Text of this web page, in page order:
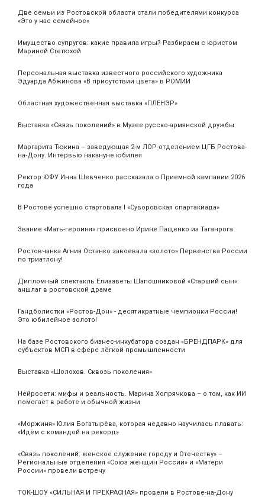
Две семьи из Ростовской области стали победителями конкурса
«Это у нас семейное»
Имущество супругов: какие правила игры? Разбираем с юристом
Мариной Стетюхой
Персональная выставка известного российского художника
Эдуарда Абжинова «В присутствии цвета» в РОМИИ
Областная художественная выставка «ПЛЕНЭР»
Выставка «Связь поколений» в Музее русско-армянской дружбы
Маргарита Тюкина – заведующая 2-м ЛОР-отделением ЦГБ Ростова-
на-Дону. Интервью накануне юбилея
Ректор ЮФУ Инна Шевченко рассказала о Приемной кампании 2026
года
В Ростове успешно стартовала I «Суворовская спартакиада»
Звание «Мать‑героиня» присвоено Ирине Пащенко из Таганрога
Ростовчанка Агния Останко завоевала «золото» Первенства России
по триатлону!
Дипломный спектакль Елизаветы Шапошниковой «Старший сын»:
аншлаг в ростовской драме
Гандболистки «Ростов-Дон» - десятикратные чемпионки России!
Это юбилейное золото!
На базе Ростовского бизнес-инкубатора создан «БРЕНДПАРК» для
субъектов МСП в сфере лёгкой промышленности
Выставка «Шолохов. Сквозь поколения»
Нейросети: мифы и реальность. Марина Хопрячкова – о том, как ИИ
помогает в работе и обычной жизни
«Моржиня» Юлия Богатырёва, которая недавно научилась плавать:
«Идём с командой на рекорд»
«Связь поколений: женское служение городу и Отечеству» –
Региональные отделения «Союз женщин России» и «Матери
России» провели встречу
ТОК-ШОУ «СИЛЬНАЯ И ПРЕКРАСНАЯ» провели в Ростове-на-Дону